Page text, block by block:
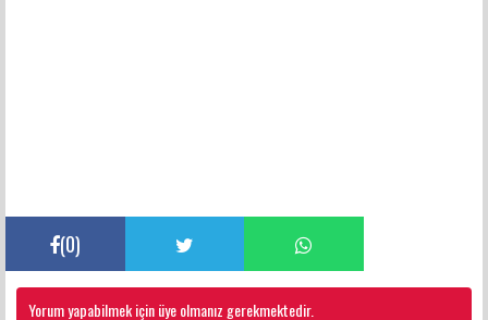
(0)
Yorum yapabilmek için üye olmanız gerekmektedir.